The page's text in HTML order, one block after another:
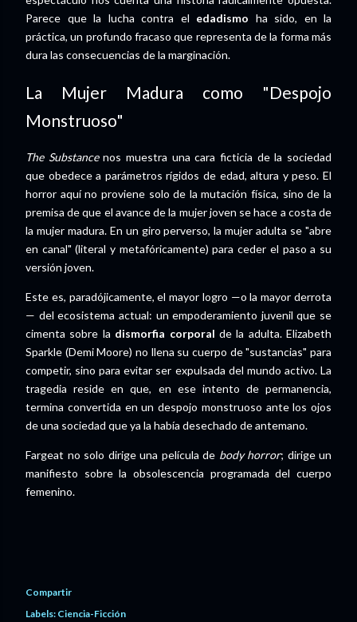
Parece que la lucha contra el edadismo ha sido, en la
práctica, un profundo fracaso que representa de la forma más
dura las consecuencias de la marginación.
La Mujer Madura como "Despojo
Monstruoso"
The Substancenos muestra una cara ficticia de la sociedad
que obedece a parámetros rígidos de edad, altura y peso. El
horror aquí no proviene solo de la mutación física, sino de la
premisa de que el avance de la mujer joven se hace a costa de
la mujer madura. En un giro perverso, la mujer adulta se "abre
en canal" (literal y metafóricamente) para ceder el paso a su
versión joven.
Este es, paradójicamente, el mayor logro —o la mayor derrota
— del ecosistema actual: un empoderamiento juvenil que se
cimenta sobre la dismorfia corporal de la adulta. Elizabeth
Sparkle (Demi Moore) no llena su cuerpo de "sustancias" para
competir, sino para evitar ser expulsada del mundo activo. La
tragedia reside en que, en ese intento de permanencia,
termina convertida en un despojo monstruoso ante los ojos
de una sociedad que ya la había desechado de antemano.
Fargeat no solo dirige una película de body horror; dirige un
manifiesto sobre la obsolescencia programada del cuerpo
femenino.
Compartir
Labels: Ciencia-Ficción